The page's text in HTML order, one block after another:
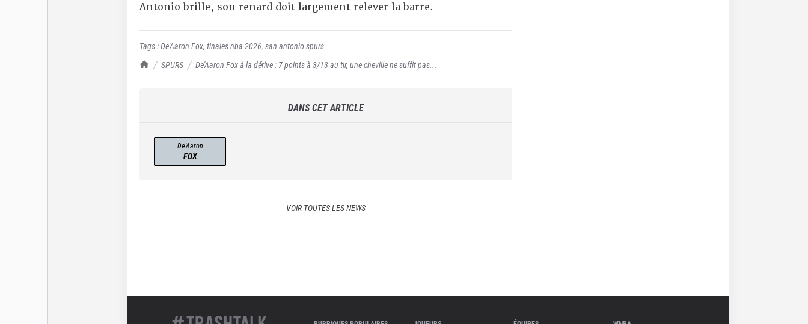
TrashTalk Actu NBA
SPURS De'Aaron Fox à la dérive : 7 points à 3/13 au tir, une cheville ne suffit pas...
Antonio brille, son renard doit largement relever la barre.
Tags :De'Aaron Fox, finales nba 2026, san antonio spurs
DANS CET ARTICLE
De'Aaron
FOX
VOIR TOUTES LES NEWS